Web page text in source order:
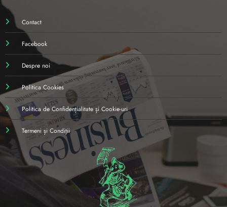
Contact
Facebook
Despre noi
Politica Cookies
Politica de Confidențialitate și Cookie-uri
Termeni și Condiții